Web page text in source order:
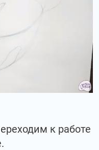
к работе